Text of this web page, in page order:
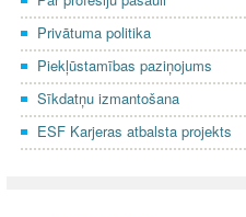
Privātuma politika
Piekļūstamības paziņojums
Sīkdatņu izmantošana
ESF Karjeras atbalsta projekts